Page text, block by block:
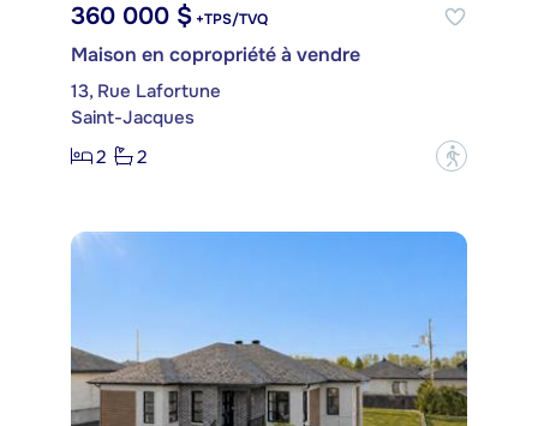
360 000 $ +TPS/TVQ
Maison en copropriété à vendre
13, Rue Lafortune
Saint-Jacques
2
2 ?